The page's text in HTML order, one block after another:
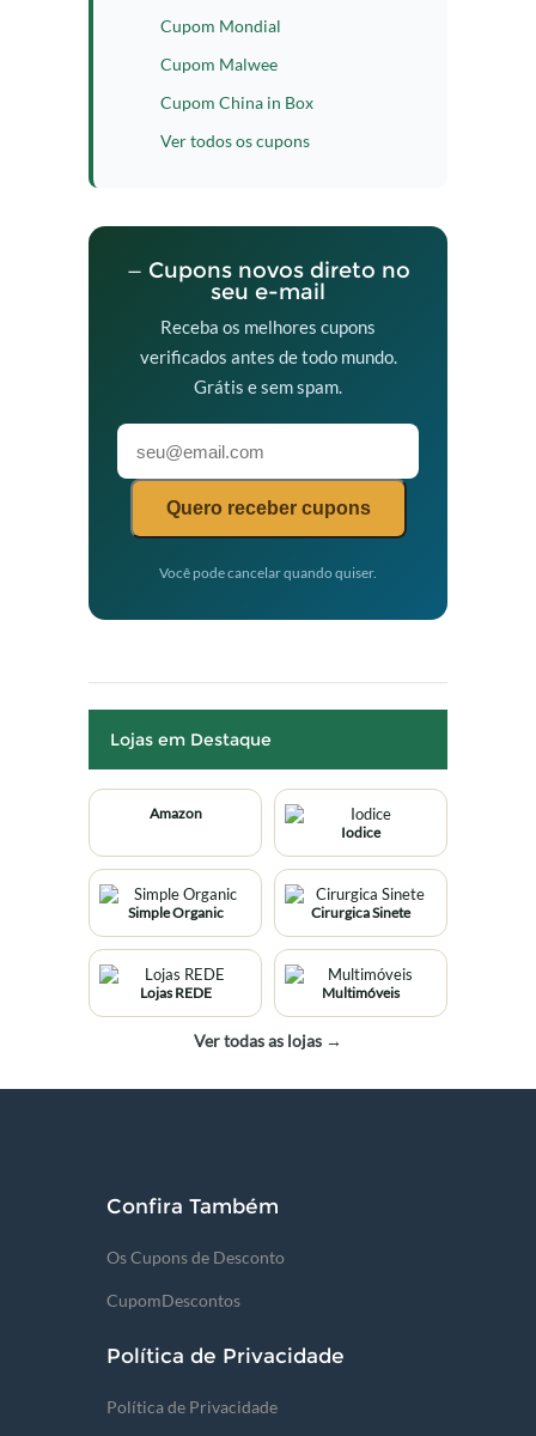
Cupom Mondial
Cupom Malwee
Cupom China in Box
Ver todos os cupons
— Cupons novos direto no
seu e-mail
Receba os melhores cupons
verificados antes de todo mundo.
Grátis e sem spam.
Quero receber cupons
Você pode cancelar quando quiser.
Lojas em Destaque
Amazon
Iodice
Simple Organic Cirurgica Sinete
Lojas REDE Multimóveis
Ver todas as lojas →
Confira Também
Os Cupons de Desconto
CupomDescontos
Política de Privacidade
Política de Privacidade